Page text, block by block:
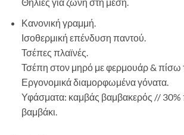
Κανονική γραμμή.
Ισοθερμική επένδυση παντού.
Τσέπες πλαϊνές.
Τσέπη στον μηρό με φερμουάρ & πίσω
Εργονομικά διαμορφωμένα γόνατα.
Υφάσματα: καμβάς βαμβακερός // 30%
βαμβάκι.